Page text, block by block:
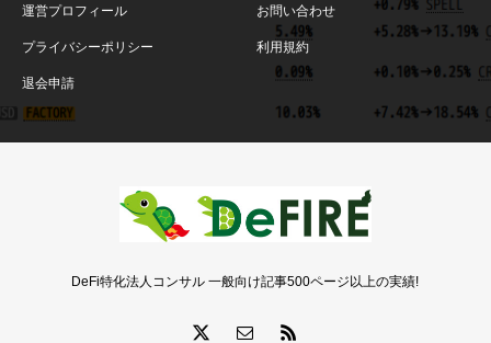
運営プロフィール お問い合わせ
プライバシーポリシー 利用規約
退会申請
DeFi特化法人コンサル 一般向け記事500ページ以上の実績!